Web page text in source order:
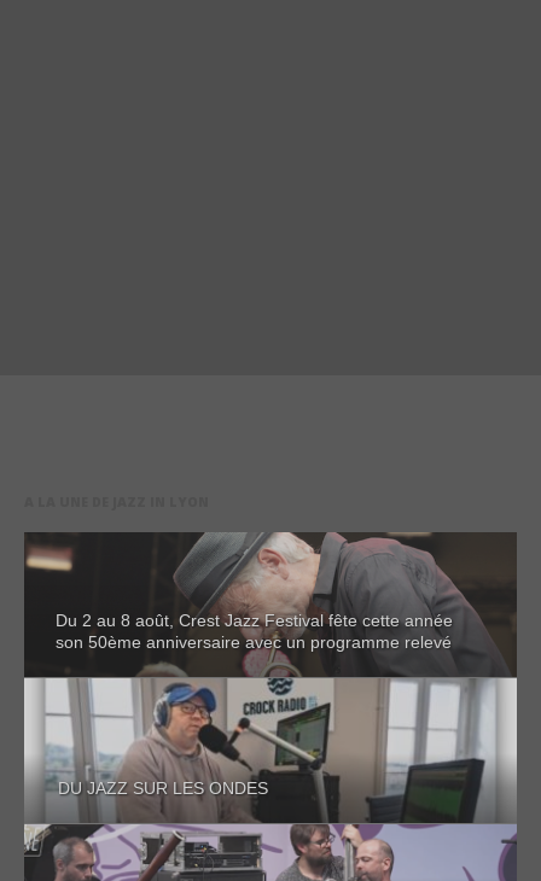
Du 2 au 8 août, Crest Jazz Festival fête cette année
son 50ème anniversaire avec un programme relevé
DU JAZZ SUR LES ONDES